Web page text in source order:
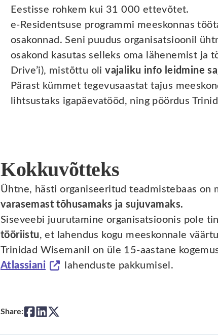
Eestisse rohkem kui 31 000 ettevõtet.
e-Residentsuse programmi meeskonnas
osakonnad. Seni puudus organisatsioonil
osakond kasutas selleks oma lähenemist ja
Drive’i), mistõttu olivajaliku info leidmine
Pärast kümmet tegevusaastat tajus
lihtsustaks igapäevatööd, ning pöördus
Kokkuvõtteks
Ühtne, hästi organiseeritud teadmistebaas on
varasemast tõhusamaks ja sujuvamaks.
Siseveebi juurutamine organisatsioonis pole
tööriistu, et lahendus kogu meeskonnale
Trinidad Wisemanil on üle 15-aastane
Atlassiani
lahenduste pakkumisel.
Share: